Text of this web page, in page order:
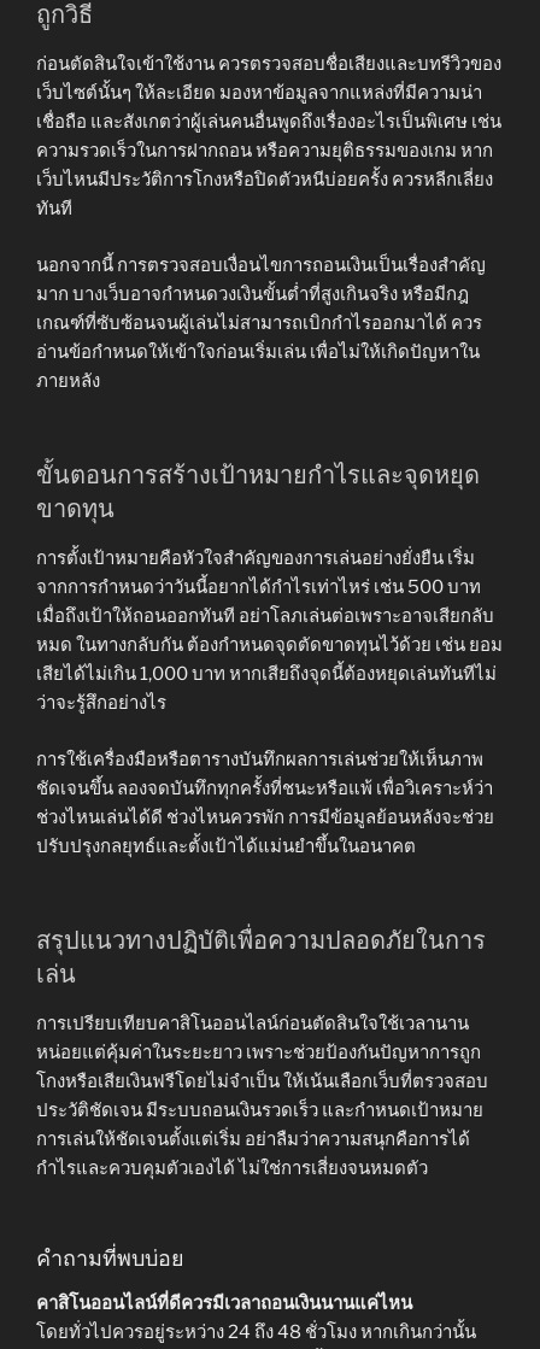
ถูกวิธี
ก่อนตัดสินใจเข้าใช้งาน ควรตรวจสอบชื่อเสียงและบทรีวิวของ
เว็บไซต์นั้นๆ ให้ละเอียด มองหาข้อมูลจากแหล่งที่มีความน่า
เชื่อถือ และสังเกตว่าผู้เล่นคนอื่นพูดถึงเรื่องอะไรเป็นพิเศษ เช่น
ความรวดเร็วในการฝากถอน หรือความยุติธรรมของเกม หาก
เว็บไหนมีประวัติการโกงหรือปิดตัวหนีบ่อยครั้ง ควรหลีกเลี่ยง
ทันที
นอกจากนี้ การตรวจสอบเงื่อนไขการถอนเงินเป็นเรื่องสำคัญ
มาก บางเว็บอาจกำหนดวงเงินขั้นต่ำที่สูงเกินจริง หรือมีกฎ
เกณฑ์ที่ซับซ้อนจนผู้เล่นไม่สามารถเบิกกำไรออกมาได้ ควร
อ่านข้อกำหนดให้เข้าใจก่อนเริ่มเล่น เพื่อไม่ให้เกิดปัญหาใน
ภายหลัง
ขั้นตอนการสร้างเป้าหมายกำไรและจุดหยุด
ขาดทุน
การตั้งเป้าหมายคือหัวใจสำคัญของการเล่นอย่างยั่งยืน เริ่ม
จากการกำหนดว่าวันนี้อยากได้กำไรเท่าไหร่ เช่น 500 บาท
เมื่อถึงเป้าให้ถอนออกทันที อย่าโลภเล่นต่อเพราะอาจเสียกลับ
หมด ในทางกลับกัน ต้องกำหนดจุดตัดขาดทุนไว้ด้วย เช่น ยอม
เสียได้ไม่เกิน 1,000 บาท หากเสียถึงจุดนี้ต้องหยุดเล่นทันทีไม่
ว่าจะรู้สึกอย่างไร
การใช้เครื่องมือหรือตารางบันทึกผลการเล่นช่วยให้เห็นภาพ
ชัดเจนขึ้น ลองจดบันทึกทุกครั้งที่ชนะหรือแพ้ เพื่อวิเคราะห์ว่า
ช่วงไหนเล่นได้ดี ช่วงไหนควรพัก การมีข้อมูลย้อนหลังจะช่วย
ปรับปรุงกลยุทธ์และตั้งเป้าได้แม่นยำขึ้นในอนาคต
สรุปแนวทางปฏิบัติเพื่อความปลอดภัยในการ
เล่น
การเปรียบเทียบคาสิโนออนไลน์ก่อนตัดสินใจใช้เวลานาน
หน่อยแต่คุ้มค่าในระยะยาว เพราะช่วยป้องกันปัญหาการถูก
โกงหรือเสียเงินฟรีโดยไม่จำเป็น ให้เน้นเลือกเว็บที่ตรวจสอบ
ประวัติชัดเจน มีระบบถอนเงินรวดเร็ว และกำหนดเป้าหมาย
การเล่นให้ชัดเจนตั้งแต่เริ่ม อย่าลืมว่าความสนุกคือการได้
กำไรและควบคุมตัวเองได้ ไม่ใช่การเสี่ยงจนหมดตัว
คำถามที่พบบ่อย
คาสิโนออนไลน์ที่ดีควรมีเวลาถอนเงินนานแค่ไหน
โดยทั่วไปควรอยู่ระหว่าง 24 ถึง 48 ชั่วโมง หากเกินกว่านั้น